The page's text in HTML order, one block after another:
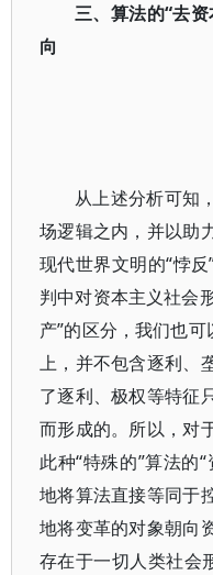
三、算法的“去
向
从上述分析可知
场逻辑之内，并以助
现代世界文明的“悖
判中对资本主义社会
产”的区分，我们也可
上，并不包含逐利、
了逐利、极权等特征
而形成的。所以，对
此种“特殊的”算法的
地将算法直接等同于
地将变革的对象朝向
存在于一切人类社会